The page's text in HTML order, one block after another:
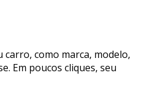
como marca, modelo,
Em poucos cliques, seu